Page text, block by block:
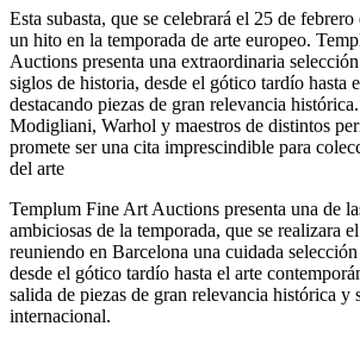
Esta subasta, que se celebrará el 25 de
un hito en la temporada de arte europeo.
Auctions presenta una extraordinaria
siglos de historia, desde el gótico tardío hasta
destacando piezas de gran relevancia
Modigliani, Warhol y maestros de distintos
promete ser una cita imprescindible para
del arte
Templum Fine Art Auctions presenta una de
ambiciosas de la temporada, que se realizara
reuniendo en Barcelona una cuidada
desde el gótico tardío hasta el arte
salida de piezas de gran relevancia histórica y
internacional.